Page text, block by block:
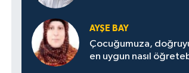
AYŞE BAY
Çocuğumuza, doğruyu
en uygun nasıl